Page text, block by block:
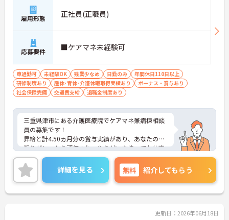
雇用形態 正社員(正職員)
応募要件 ■ケアマネ未経験可
車通勤可 未経験OK 残業少なめ 日勤のみ
年間休日110日以上
研修制度あり
産休･育休･介護休暇取得実績あり
ボーナス・賞与あり
社会保険完備
交通費支給 退職金制度あり
三重県津市にある介護医療院でケアマネ兼病棟相談
員の募集です！
昇給と計4.50ヵ月分の賞与実績があり、あなたの頑
張りがしっかり評価され、やりがいを持ってお仕事
ができます！
また、日勤のみで残業も少なめのため、プライベー
トの時間をしっかり確保でき、仕事との両立がしや
すいです◎
ご興味ある方は面接ポイントをお伝えしますので、
詳細を見る 無料 紹介してもらう
更新日：2026年06月18日